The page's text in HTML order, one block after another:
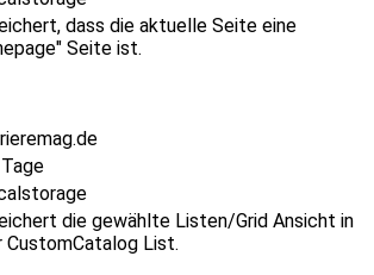
dass die aktuelle Seite eine
Seite ist.
die gewählte Listen/Grid Ansicht in
CustomCatalog List.